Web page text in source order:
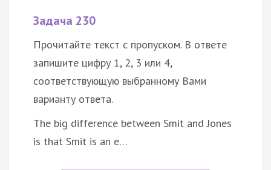
Задача 230
Прочитайте текст с пропуском. В ответе
запишите цифру 1, 2, 3 или 4,
соответствующую выбранному Вами
варианту ответа.
The big difference between Smit and Jones
is that Smit is an e…